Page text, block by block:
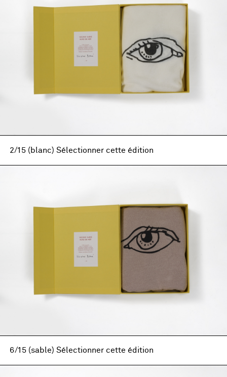
2/15 (blanc) Sélectionner cette édition
6/15 (sable) Sélectionner cette édition